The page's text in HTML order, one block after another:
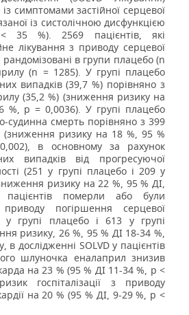
симптомами застійної серцевої
із систолічною дисфункцією
35 %). 2569 пацієнтів, які
лікування з приводу серцевої
рандомізовані в групи плацебо (n
(n = 1285). У групі плацебо
випадків (39,7 %) порівняно з
(35,2 %) (зниження ризику на
%, р = 0,0036). У групі плацебо
судинна смерть порівняно з 399
(зниження ризику на 18 %, 95 %
в основному за рахунок
випадків від прогресуючої
(251 у групі плацебо і 209 у
ризику на 22 %, 95 % ДІ,
померли або були
приводу погіршення серцевої
у групі плацебо і 613 у групі
ризику, 26 %, 95 % ДІ 18-34 %,
в дослідженні SOLVD у пацієнтів
шлуночка еналаприл знизив
на 23 % (95 % ДІ 11-34 %, р <
госпіталізації з приводу
на 20 % (95 % ДІ, 9-29 %, р <